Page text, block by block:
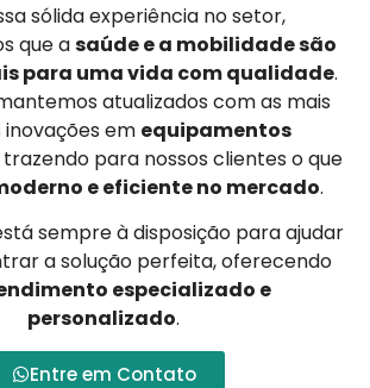
sólida experiência no setor,
que asaúde e a mobilidade são
para uma vida com qualidade.
atualizados com as mais
em equipamentos
trazendo para nossos clientes o que
e eficiente no mercado.
sempre à disposição para ajudar
a solução perfeita, oferecendo
especializado e
personalizado.
Entre em Contato